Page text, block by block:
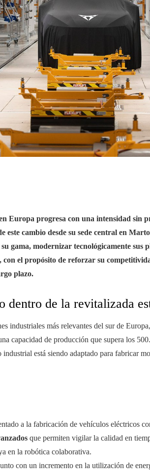
Europa progresa con una intensidad sin
este cambio desde su sede central en
gama, modernizar tecnológicamente sus
con el propósito de reforzar su
plazo.
dentro de la revitalizada
industriales más relevantes del sur de
capacidad de producción que supera los
está siendo adaptado para fabricar
a la fabricación de vehículos eléctricos
que permiten vigilar la calidad en
en la robótica colaborativa.
con un incremento en la utilización de